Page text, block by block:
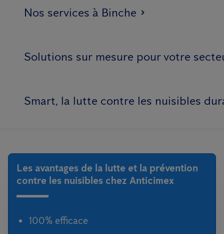
Nos services à Binche
Solutions sur mesure pour votre
Smart, la lutte contre les nuisibles
Les avantages de la lutte et la prévention
contre les nuisibles chez Anticimex
100% efficace